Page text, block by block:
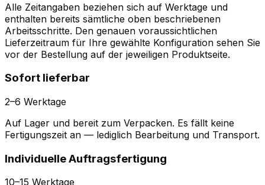
Alle Zeitangaben beziehen sich auf Werktage und
enthalten bereits sämtliche oben beschriebenen
Arbeitsschritte. Den genauen voraussichtlichen
Lieferzeitraum für Ihre gewählte Konfiguration sehen Sie
vor der Bestellung auf der jeweiligen Produktseite.
Sofort lieferbar
2–6 Werktage
Auf Lager und bereit zum Verpacken. Es fällt keine
Fertigungszeit an — lediglich Bearbeitung und Transport.
Individuelle Auftragsfertigung
10–15 Werktage